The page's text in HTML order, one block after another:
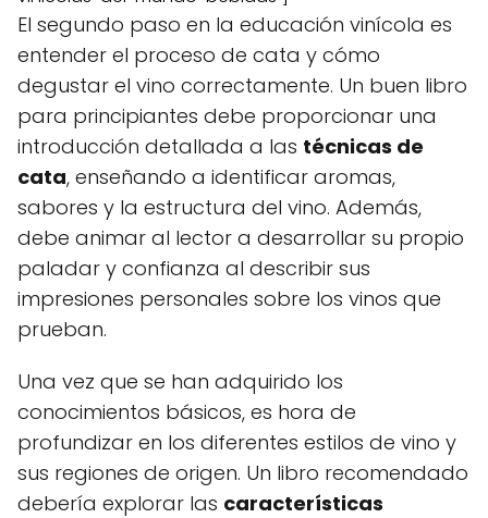
El segundo paso en la educación vinícola es
entender el proceso de cata y cómo
degustar el vino correctamente. Un buen libro
para principiantes debe proporcionar una
introducción detallada a las técnicas de
cata, enseñando a identificar aromas,
sabores y la estructura del vino. Además,
debe animar al lector a desarrollar su propio
paladar y confianza al describir sus
impresiones personales sobre los vinos que
prueban.
Una vez que se han adquirido los
conocimientos básicos, es hora de
profundizar en los diferentes estilos de vino y
sus regiones de origen. Un libro recomendado
debería explorar las características